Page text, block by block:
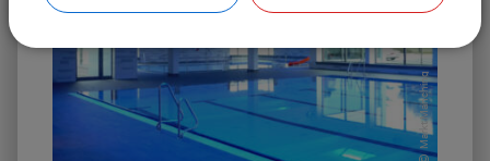
Markt Manching